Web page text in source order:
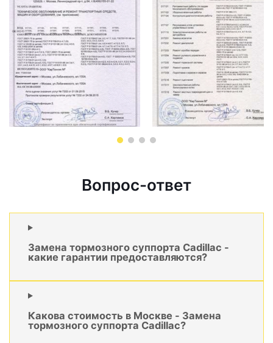
Вопрос-ответ
Замена тормозного суппорта Cadillac -
какие гарантии предоставляются?
Какова стоимость в Москве - Замена
тормозного суппорта Cadillac?